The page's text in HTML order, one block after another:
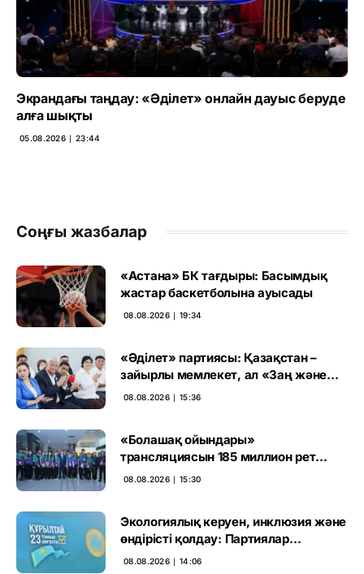
Экрандағы таңдау: «Әділет» онлайн дауыс беруде
алға шықты
05.08.2026 ∣ 23:44
Соңғы жазбалар
«Астана» БК тағдыры: Басымдық
жастар баскетболына ауысады
08.08.2026 ∣ 19:34
«Әділет» партиясы: Қазақстан –
зайырлы мемлекет, ал «Заң және
тәртіп» қағидаты баршаға міндетті
08.08.2026 ∣ 15:36
«Болашақ ойындары»
трансляциясын 185 миллион рет
көрген
08.08.2026 ∣ 15:30
Экологиялық керуен, инклюзия және
өндірісті қолдау: Партиялар
өңірлерде қандай мәселе көтерді
08.08.2026 ∣ 14:06